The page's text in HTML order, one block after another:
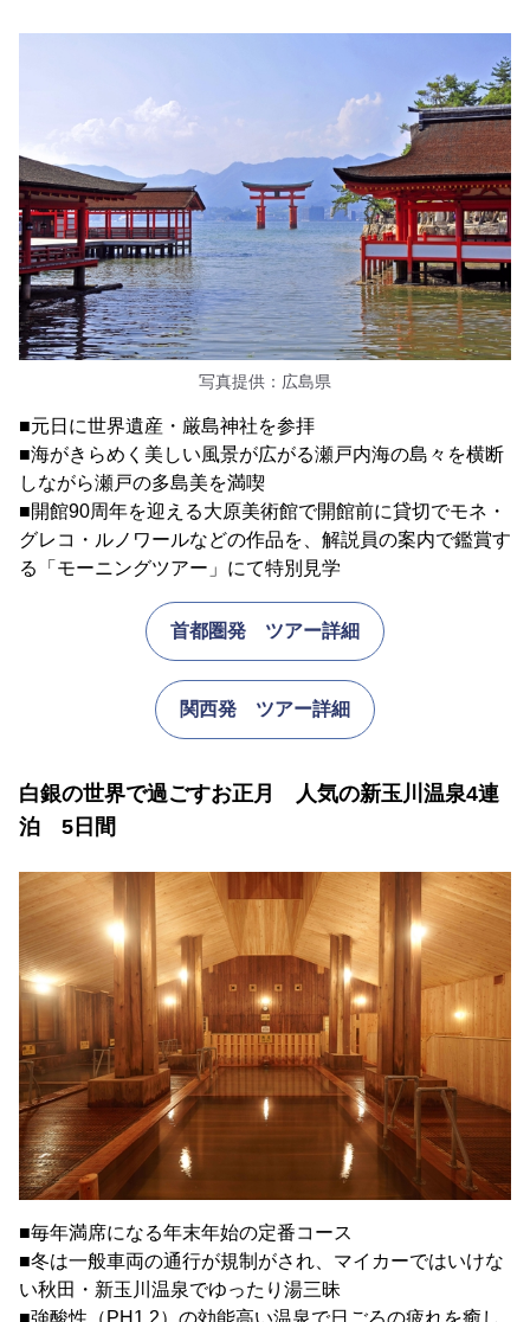
写真提供：広島県
■元日に世界遺産・厳島神社を参拝
■海がきらめく美しい風景が広がる瀬戸内海の島々を横断
しながら瀬戸の多島美を満喫
■開館90周年を迎える大原美術館で開館前に貸切でモネ・
グレコ・ルノワールなどの作品を、解説員の案内で鑑賞す
る「モーニングツアー」にて特別見学
首都圏発 ツアー詳細
関西発 ツアー詳細
白銀の世界で過ごすお正月 人気の新玉川温泉4連
泊 5日間
■毎年満席になる年末年始の定番コース
■冬は一般車両の通行が規制がされ、マイカーではいけな
い秋田・新玉川温泉でゆったり湯三昧